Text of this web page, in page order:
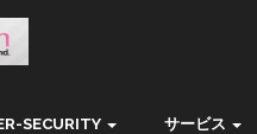
SECURITY サービス